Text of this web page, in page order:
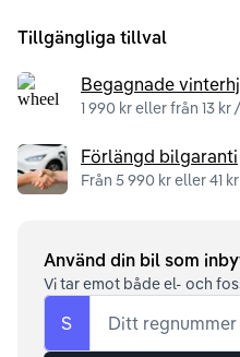
Tillgängliga tillval
Begagnade
1 990 kr eller från 13 kr
Förlängd bilgaranti
Från 5 990 kr eller 41
Använd din bil som
Vi tar emot både el- och
S Ditt regnummer